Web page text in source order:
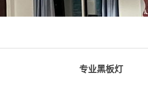
专业黑板灯